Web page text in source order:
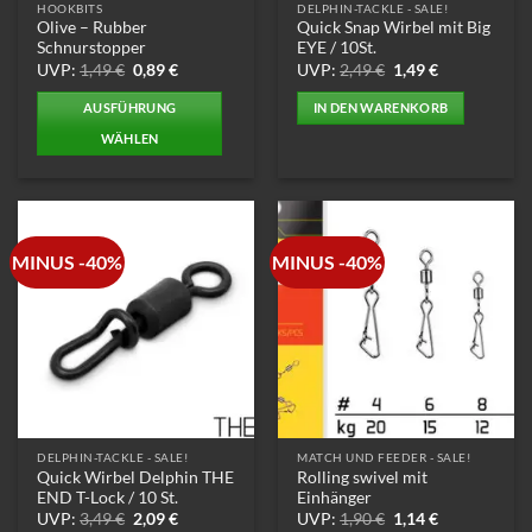
HOOKBITS
Olive – Rubber
Schnurstopper
UVP: 1,49€ Ursprünglicher
Preis
war:
1,49 €
0,89€Aktueller
AUSFÜHRUNG
WÄHLEN
mehrere
Varianten
auf.
Optionen
können
auf
Produktseite
gewählt
werden
DELPHIN-TACKLE - SALE!
Quick Snap Wirbel mit Big
EYE / 10St.
UVP: 2,49€ Ursprünglicher
Preis
war:
2,49 €
1,49€Aktueller
ist:
1,49 €.
IN DEN WARENKORB
MINUS -40%
DELPHIN-TACKLE - SALE!
Quick Wirbel Delphin THE
END T-Lock / 10 St.
UVP: 3,49€ Ursprünglicher
2,09€Aktueller
MINUS -40%
MATCH UND FEEDER - SALE!
Rolling swivel mit
Einhänger
UVP: 1,90€ Ursprünglicher
1,14€Aktueller